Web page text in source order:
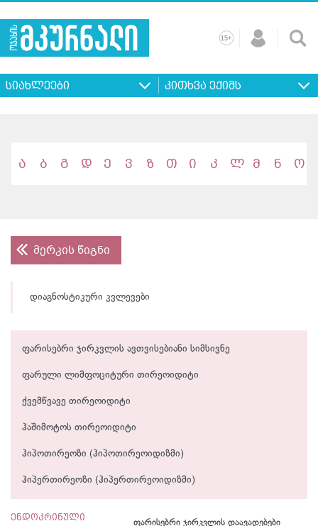
შესახებ ხშირად
კითხვები
15+
სიახლეები კითხვა ექიმს
ა ბ გ დ ე ვ ზ თ ი კ ლ მ ნ ო
მერკის წიგნი
დიაგნოსტიკური კვლევები
ფარისებრი ჯირკვლის ავთვისებიანი სიმსივნე
ფარული ლიმფოციტური თირეოიდიტი
ქვემწვავე თირეოიდიტი
ჰაშიმოტოს თირეოიდიტი
ჰიპოთირეოზი (ჰიპოთირეოიდიზმი)
ჰიპერთირეოზი (ჰიპერთირეოიდიზმი)
ენდოკრინული
ფარისებრი ჯირკვლის დაავადებები